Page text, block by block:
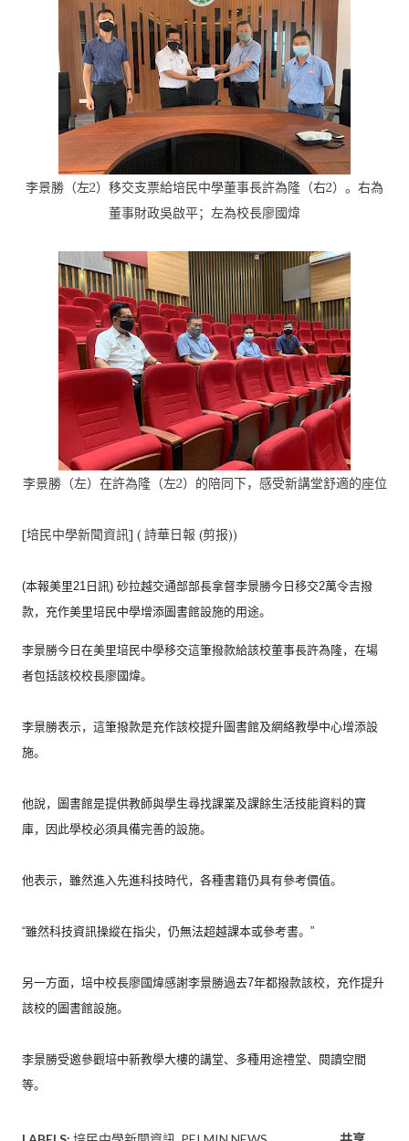
李景勝（左2）移交支票給培民中學董事長許為隆（右2）。右為
董事財政吳啟平；左為校長廖國煒
李景勝（左）在許為隆（左2）的陪同下，感受新講堂舒適的座位
[培民中學新聞資訊] ( 詩華日報 (剪报))
(本報美里21日訊) 砂拉越交通部部長拿督李景勝今日移交2萬令吉撥
款， 充作美里培民中學增添圖書館設施的用途。
李景勝今日在美里培民中學移交這筆撥款給該校董事長許為隆， 在場
者包括該校校長廖國煒。
李景勝表示， 這筆撥款是充作該校提升圖書館及網絡教學中心增添設
施。
他說，
圖書館是提供教師與學生尋找課業及課餘生活技能資料的寶
庫，
因此學校必須具備完善的設施。
他表示，雖然進入先進科技時代，各種書籍仍具有參考價值。
“雖然科技資訊操縱在指尖，仍無法超越課本或參考書。”
另一方面，培中校長廖國煒感謝李景勝過去7年都撥款該校， 充作提升
該校的圖書館設施。
李景勝受邀參觀培中新教學大樓的講堂、多種用途禮堂、
閱讀空間
等。